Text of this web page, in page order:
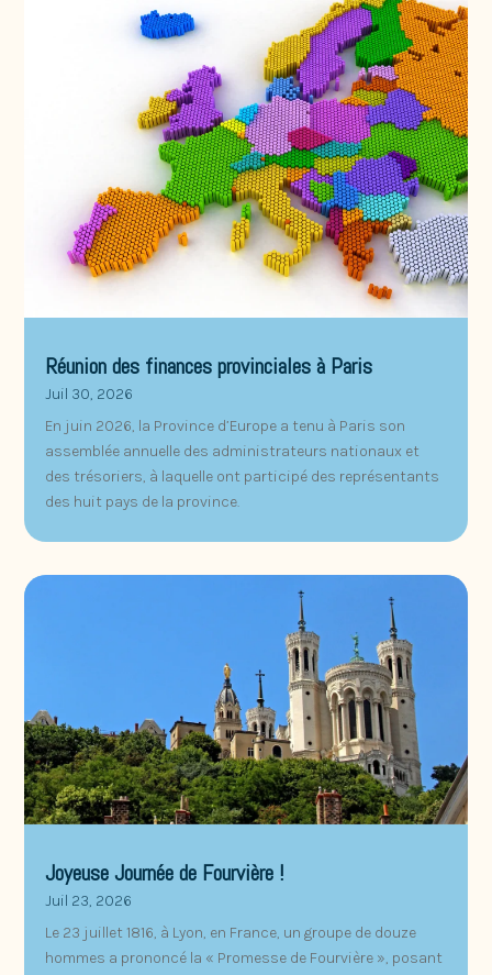
Réunion des finances provinciales à Paris
Juil 30, 2026
En juin 2026, la Province d’Europe a tenu à Paris son
assemblée annuelle des administrateurs nationaux et
des trésoriers, à laquelle ont participé des représentants
des huit pays de la province.
Joyeuse Journée de Fourvière !
Juil 23, 2026
Le 23 juillet 1816, à Lyon, en France, un groupe de douze
hommes a prononcé la « Promesse de Fourvière », posant